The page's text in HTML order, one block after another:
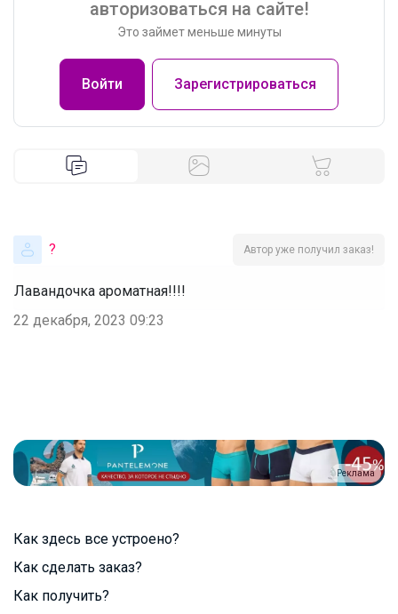
авторизоваться на сайте!
Это займет меньше минуты
Войти Зарегистрироваться
? Автор уже получил заказ!
Лавандочка ароматная!!!!
22 декабря, 2023 09:23
Реклама
Как здесь все устроено?
Как сделать заказ?
Как получить?